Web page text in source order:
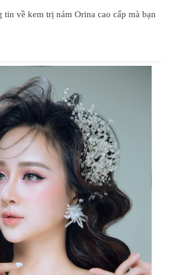
về kem trị nám Orina cao cấp mà bạn